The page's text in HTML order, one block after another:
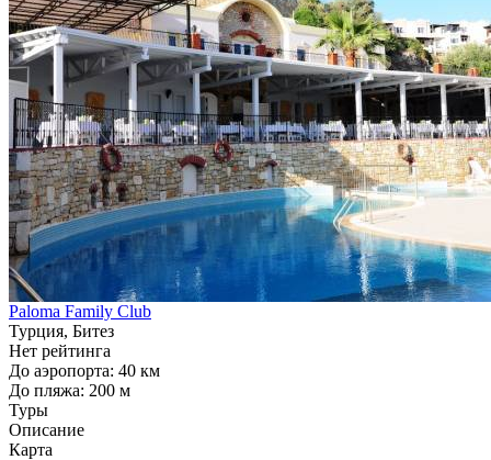
Paloma Family Club
Турция, Битез
Нет рейтинга
До аэропорта: 40 км
До пляжа: 200 м
Туры
Описание
Карта